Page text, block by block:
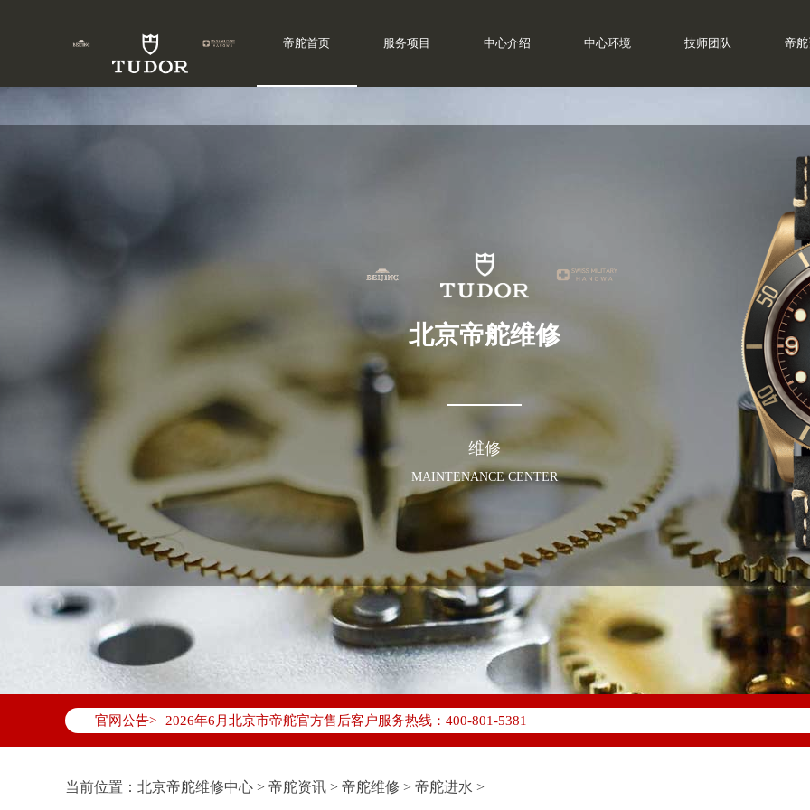
帝舵首页 服务项目 中心介绍 中心环境 技师团队 帝
北京帝舵维修
维修
MAINTENANCE CENTER
官网公告>
2026年6月帝舵北京市售后服务网络优化升级公告
2026年6月北京市帝舵官方售后客户服务热线：400-801-5381
2026年6月帝舵售后服务中心最新网点地址：
北京市东城区东长安街1号东方广场写字楼W3座6层602室（需提前预约）
北京市朝阳区建国门外大街甲6号华熙国际中心D座11层1102室帝舵售后服务中心（需提前预约）
当前位置： 北京帝舵维修中心 > 帝舵资讯 > 帝舵维修 > 帝舵进水 >